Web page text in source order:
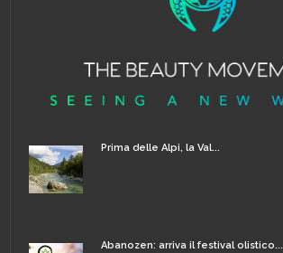
Prima delle Alpi, la Val...
Abanozen: arriva il festival olistico...